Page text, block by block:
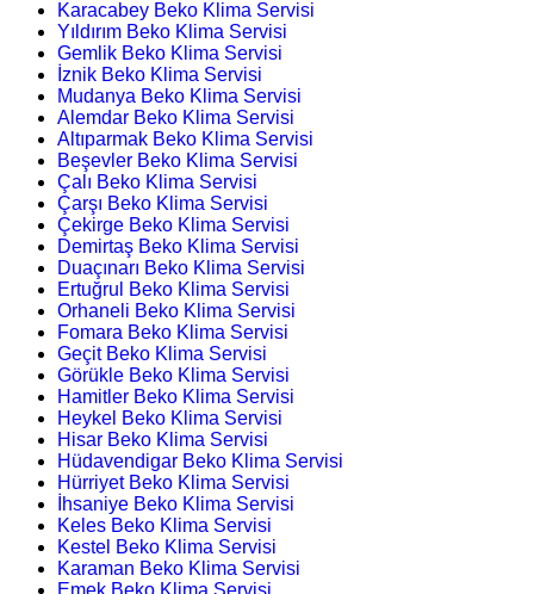
Karacabey Beko Klima Servisi
Yıldırım Beko Klima Servisi
Gemlik Beko Klima Servisi
İznik Beko Klima Servisi
Mudanya Beko Klima Servisi
Alemdar Beko Klima Servisi
Altıparmak Beko Klima Servisi
Beşevler Beko Klima Servisi
Çalı Beko Klima Servisi
Çarşı Beko Klima Servisi
Çekirge Beko Klima Servisi
Demirtaş Beko Klima Servisi
Duaçınarı Beko Klima Servisi
Ertuğrul Beko Klima Servisi
Orhaneli Beko Klima Servisi
Fomara Beko Klima Servisi
Geçit Beko Klima Servisi
Görükle Beko Klima Servisi
Hamitler Beko Klima Servisi
Heykel Beko Klima Servisi
Hisar Beko Klima Servisi
Hüdavendigar Beko Klima Servisi
Hürriyet Beko Klima Servisi
İhsaniye Beko Klima Servisi
Keles Beko Klima Servisi
Kestel Beko Klima Servisi
Karaman Beko Klima Servisi
Emek Beko Klima Servisi